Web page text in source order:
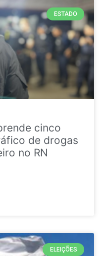
ESTADO
cinco
de drogas
no RN
ELEIÇÕES